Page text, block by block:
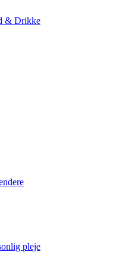
& Drikke
pleje